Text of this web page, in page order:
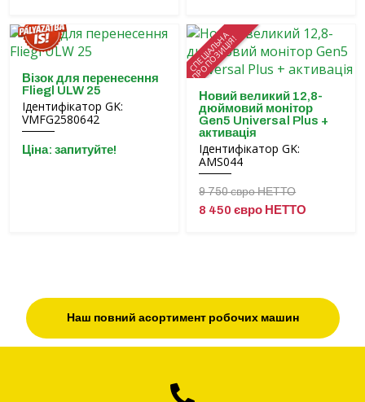
Візок для перенесення
Fliegl ULW 25
Ідентифікатор GK:
VMFG2580642
Ціна: запитуйте!
СПЕЦІАЛЬНА
ПРОПОЗИЦІЯ!
Новий великий 12,8-
дюймовий монітор
Gen5 Universal Plus +
активація
Ідентифікатор GK:
AMS044
9 750 євро НЕТТО
8 450 євро НЕТТО
Наш повний асортимент робочих машин